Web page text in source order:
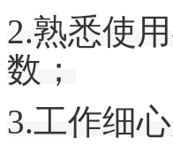
2.熟悉使
数；
3.工作细